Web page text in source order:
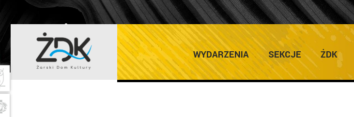
WYDARZENIA SEKCJE ŻDK
ŻARSKI DOM KULTURY